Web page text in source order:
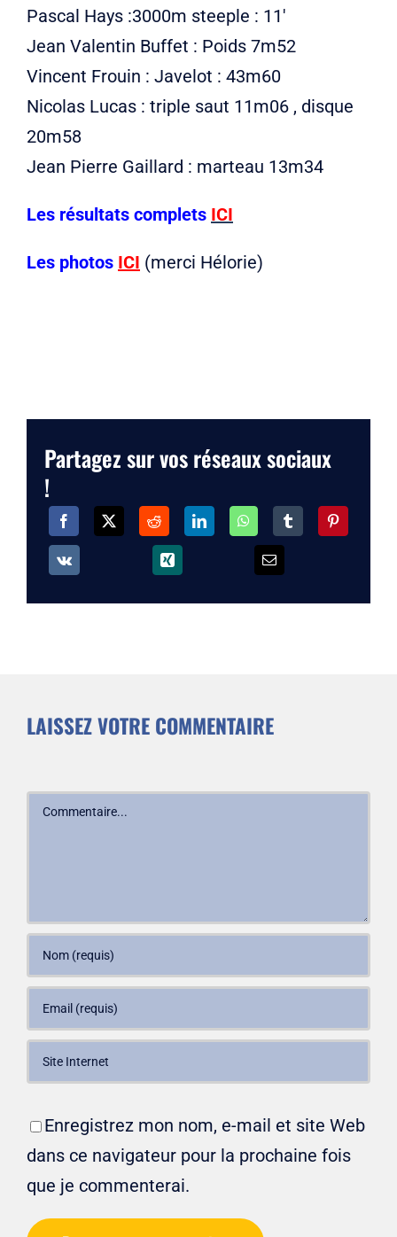
Pascal Hays :3000m steeple : 11′
Jean Valentin Buffet : Poids 7m52
Vincent Frouin : Javelot : 43m60
Nicolas Lucas : triple saut 11m06 , disque
20m58
Jean Pierre Gaillard : marteau 13m34
Les résultats complets ICI
Les photos ICI (merci Hélorie)
Partagez sur vos réseaux sociaux
!
LAISSEZ VOTRE COMMENTAIRE
Commentaire
Enregistrez mon nom, e-mail et site Web
dans ce navigateur pour la prochaine fois
que je commenterai.